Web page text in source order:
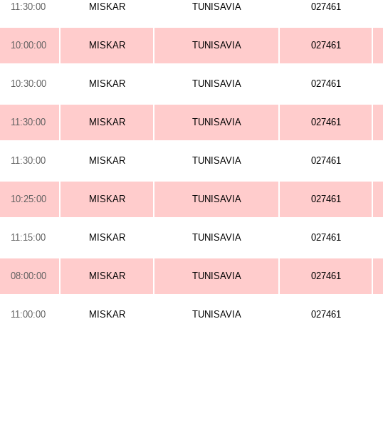
11:30:00 MISKAR TUNISAVIA 027461
10:00:00 MISKAR TUNISAVIA 027461
10:30:00 MISKAR TUNISAVIA 027461
11:30:00 MISKAR TUNISAVIA 027461
11:30:00 MISKAR TUNISAVIA 027461
10:25:00 MISKAR TUNISAVIA 027461
11:15:00 MISKAR TUNISAVIA 027461
08:00:00 MISKAR TUNISAVIA 027461
11:00:00 MISKAR TUNISAVIA 027461